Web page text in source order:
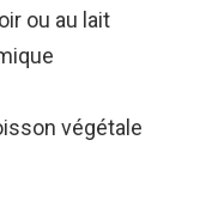
ou au lait
végétale